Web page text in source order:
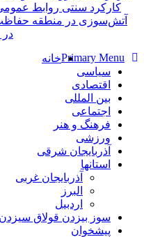
کارکرد سنتی روابط
Primary Menuخانه
سیاسی
اقتصادی
بین المللی
اجتماعی
فرهنگ و هنر
ورزشی
آذربایجان شرقی
استانها
آذربایجان غربی
البرز
اردبیل
سوز بیزدن قولاق سیزدن
پیشخوان